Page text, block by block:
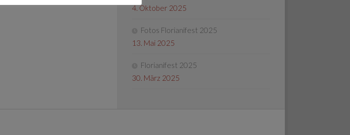
4. Oktober 2025
Fotos Florianifest 2025
13. Mai 2025
Florianifest 2025
30. März 2025